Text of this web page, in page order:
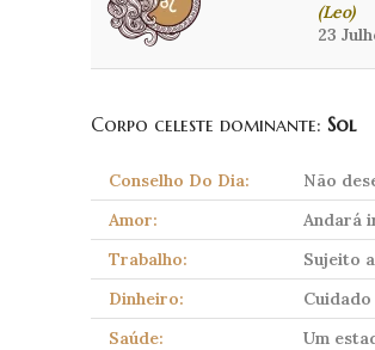
(Leo)
23
Corpo celeste dominante: Sol
Conselho Do Dia:
Não
Amor:
Andará
Trabalho:
Sujeito
Dinheiro:
Saúde:
Um